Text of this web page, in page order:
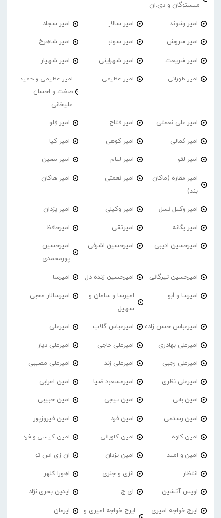
میستوگان و دی.ان
امیر رشوند امیر سالار امیر سجاد
امیر سروش امیر سولو امیر شاهرخ
امیر شریعت امیر شهراینی امیر شهیار
امیر طورانی امیر عظیمی
امیر عظیمی و حمید
صفت و احسان
علیخانی
امیر علی نعمتی امیر فتاح امیر فِلو
امیر کمالی امیر کوهی امیر کیا
امیر لئو امیر لیام امیر معین
امیر مقاره (ماکان
بند)
امیر نعمتی امیر هاکان
امیر وکیل نسل امیر وکیلی امیر یزدان
امیر یگانه امیرتقی امیرحافظ
امیرحسین ادیبی امیرحسین اشرفی
امیرحسین
پورمحمدی
امیرحسین تیرگانی امیرحسین زنده دل امیرسا
امیرسا و اَبو
امیرسا و سامان و
سهیل
امیرسالار محبی
امیرعباس حسن زاده امیرعباس گلاب امیرعلی
امیرعلی بهادری امیرعلی حاجی امیرعلی دیار
امیرعلی رجبی امیرعلی زند امیرعلی مصیبی
امیرعلی نظری امیرمسعود ضیا امین اعرابی
امین بانی امین تیجی امین حبیبی
امین رستمی امین فرد امین فیروزپور
امین کاوه امین کاویانی امین کیسی و فرد
امین و امید امین یزدان ان زی اس تو
انتظار انزی و جنزی اهورا کلهر
اویس آتشین ای ج ایدین بحری نژاد
ایرج خواجه امیری
ایرج خواجه امیری و
ایرمان